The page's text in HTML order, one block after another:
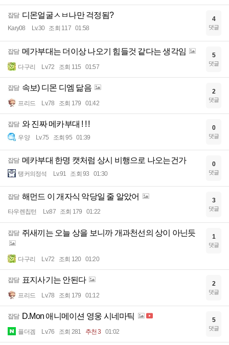
잡담 디몬얼굴ㅅㅂ나만 걱정됨?
Kary08 Lv.30 조회 117 01:58
4
댓글
잡담 메가부대는 더이상 나오기 힘들것 같다는 생각임
다구리 Lv.72 조회 115 01:57
5
댓글
잡담 속보) 디몬 디엠 닮음
프리드 Lv.78 조회 179 01:42
2
댓글
잡담 와 진짜 메카부대 ! ! !
우양 Lv.75 조회 95 01:39
0
댓글
잡담 메카부대 한명 캣처럼 상시 비행으로 나오는건가
탱커의정석 Lv.91 조회 93 01:30
0
댓글
잡담 해먼드 이 개자식 악당일 줄 알았어
타우렌칩턴 Lv.87 조회 179 01:22
3
댓글
잡담 쥐새끼는 오늘 상을 보니까 개과천선의 상이 아닌듯
다구리 Lv.72 조회 120 01:20
1
댓글
잡담 표지사기는 안된다
프리드 Lv.78 조회 179 01:12
2
댓글
잡담 D.Mon 애니메이션 영웅 시네마틱
플더겜 Lv.76 조회 281 추천 3 01:02
5
댓글